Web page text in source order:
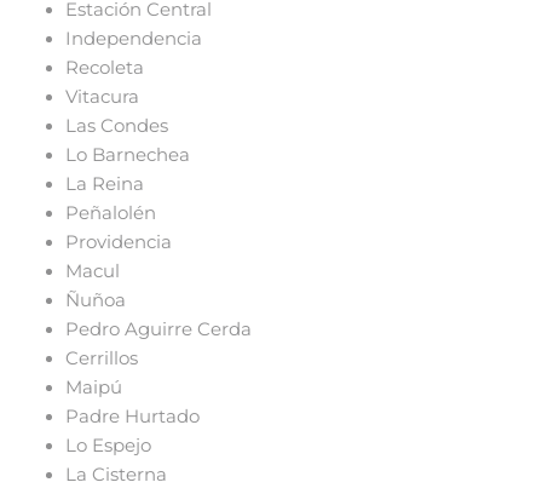
Estación Central
Independencia
Recoleta
Vitacura
Las Condes
Lo Barnechea
La Reina
Peñalolén
Providencia
Macul
Ñuñoa
Pedro Aguirre Cerda
Cerrillos
Maipú
Padre Hurtado
Lo Espejo
La Cisterna